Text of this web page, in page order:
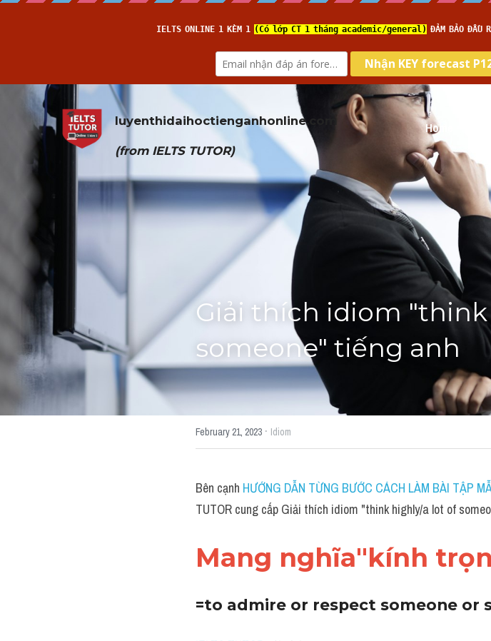
luyenthidaihoctienganhonline.com
(from IELTS TUTOR)
Home
Giải thích idiom
someone" tiếng anh
February 21, 2023 · Idiom
Bên cạnh HƯỚNG DẪN TỪNG BƯỚC CÁCH LÀM BÀI TẬP
TUTOR cung cấp Giải thích idiom "think highly​/​a lot of
Mang nghĩa"kính
=to admire or respect someone or